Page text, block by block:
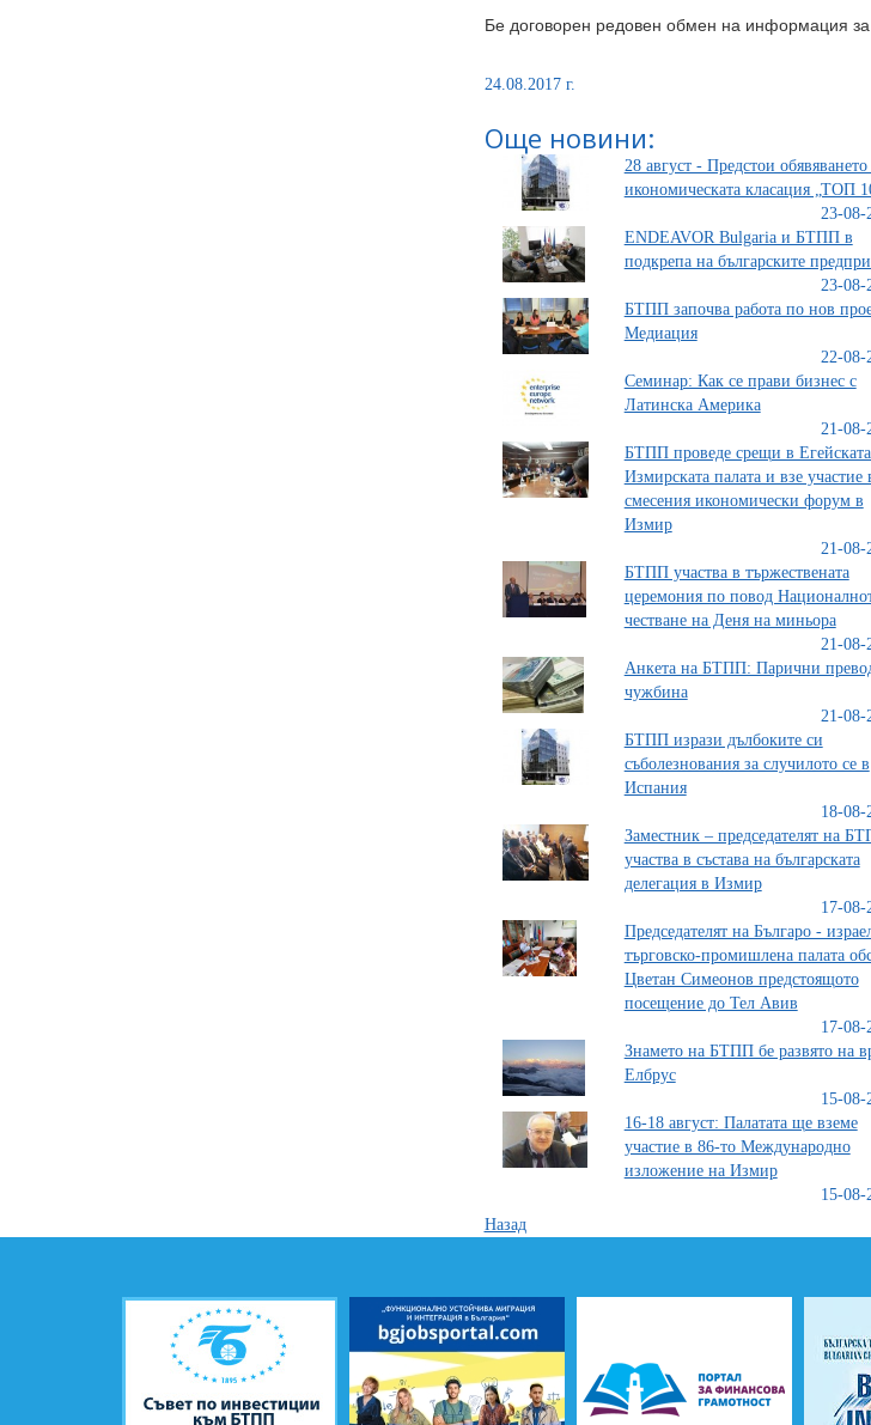
Бе договорен редовен обмен на информация за
24.08.2017 г.
Още новини:
28 август - Предстои обявяването
икономическата класация „ТОП
23-08-
ENDEAVOR Bulgaria и БТПП в
подкрепа на българските
23-08-
БТПП започва работа по нов
Медиация
22-08-
Семинар: Как се прави бизнес с
Латинска Америка
21-08-
БТПП проведе срещи в
Измирската палата и взе участие
смесения икономически форум в
Измир
21-08-
БТПП участва в тържествената
церемония по повод
честване на Деня на миньора
21-08-
Анкета на БТПП: Парични
чужбина
21-08-
БТПП изрази дълбоките си
съболезнования за случилото се в
Испания
18-08-
Заместник – председателят на
участва в състава на българската
делегация в Измир
17-08-
Председателят на Българо -
търговско-промишлена палата
Цветан Симеонов предстоящото
посещение до Тел Авив
17-08-
Знамето на БТПП бе развято на
Елбрус
15-08-
16-18 август: Палатата ще вземе
участие в 86-то Международно
изложение на Измир
15-08-
Назад